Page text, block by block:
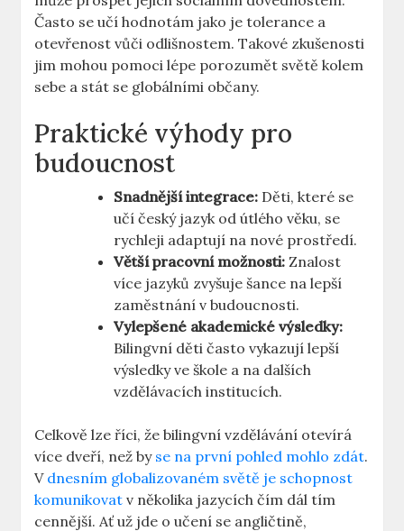
Často se učí hodnotám jako je tolerance a
otevřenost vůči odlišnostem. Takové zkušenosti
jim mohou pomoci lépe porozumět světě kolem
sebe a stát se globálními občany.
Praktické výhody pro
budoucnost
Snadnější integrace: Děti, které se
učí český jazyk od útlého věku, se
rychleji adaptují na nové prostředí.
Větší pracovní možnosti: Znalost
více jazyků zvyšuje šance na lepší
zaměstnání v budoucnosti.
Vylepšené akademické výsledky:
Bilingvní děti často vykazují lepší
výsledky ve škole a na dalších
vzdělávacích institucích.
Celkově lze říci, že bilingvní vzdělávání otevírá
více dveří, než by se na první pohled mohlo zdát.
V dnesním globalizovaném světě je schopnost
komunikovat v několika jazycích čím dál tím
cennější. Ať už jde o učení se angličtině,